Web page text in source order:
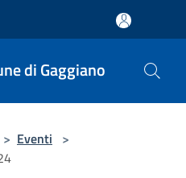
di Gaggiano
> Eventi >